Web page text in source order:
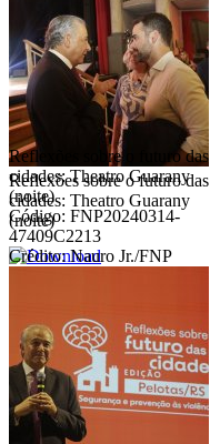
Reflexões sobre o futuro das
cidades: Theatro Guarany
(noite)
Reflexões sobre o futuro das
cidades: Theatro Guarany
(noite)
Código: FNP20240314-
47409C2213
Crédito: Nauro Jr./FNP